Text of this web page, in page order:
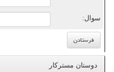
سوال:
دوستان مسترکار